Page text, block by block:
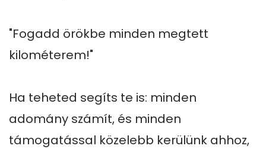
"Fogadd örökbe minden megtett
kilométerem!"
Ha teheted segíts te is: minden
adomány számít, és minden
támogatással közelebb kerülünk ahhoz,